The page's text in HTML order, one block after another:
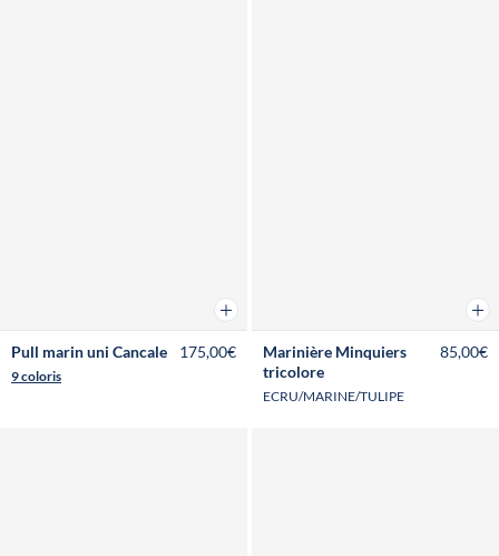
Ajouter au panier
Pull marin uni Cancale
9 coloris
175,00€
Marinière Minquiers
tricolore
ECRU/MARINE/TULIPE
85,00€